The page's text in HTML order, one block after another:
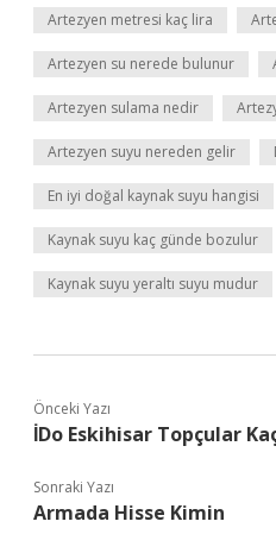
Artezyen metresi kaç lira
Artezyen su nerede bulunur
Artezyen sulama nedir
Artezyen suyu nereden gelir
En iyi doğal kaynak suyu hangisi
Kaynak suyu kaç günde bozulur
Kaynak suyu yeraltı suyu mudur
Önceki Yazı
İDo Eskihisar Topçular
Sonraki Yazı
Armada Hisse Kimin